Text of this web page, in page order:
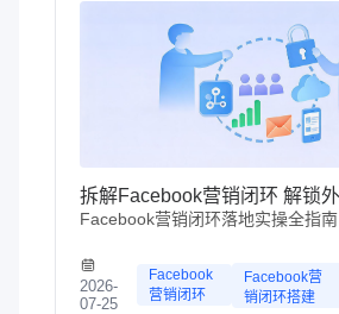
Facebook营销闭环落地实操全指南
2026-
07-25
Facebook
营销闭环
Facebook营
销闭环搭建